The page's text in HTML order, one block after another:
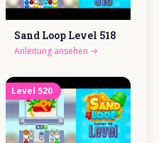
Sand Loop Level 518
Anleitung ansehen →
Level 520